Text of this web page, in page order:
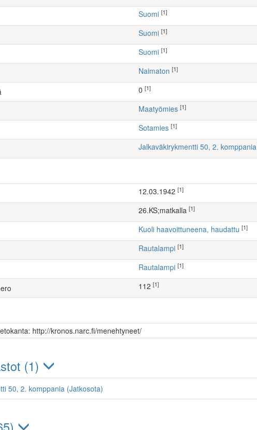
Suomi [1]
Suomi [1]
Suomi [1]
Naimaton [1]
[1]
maatyömies [1]
Sotamies [1]
Jalkaväkirykmentti 50, 2. komppania
12.03.1942 [1]
26.KS;matkalla [1]
Kuoli haavoittuneena, haudattu [1]
Rautalampi [1]
Rautalampi [1]
112 [1]
http://kronos.narc.fi/menehtyneet/
(1)
50, 2. komppania (Jatkosota)